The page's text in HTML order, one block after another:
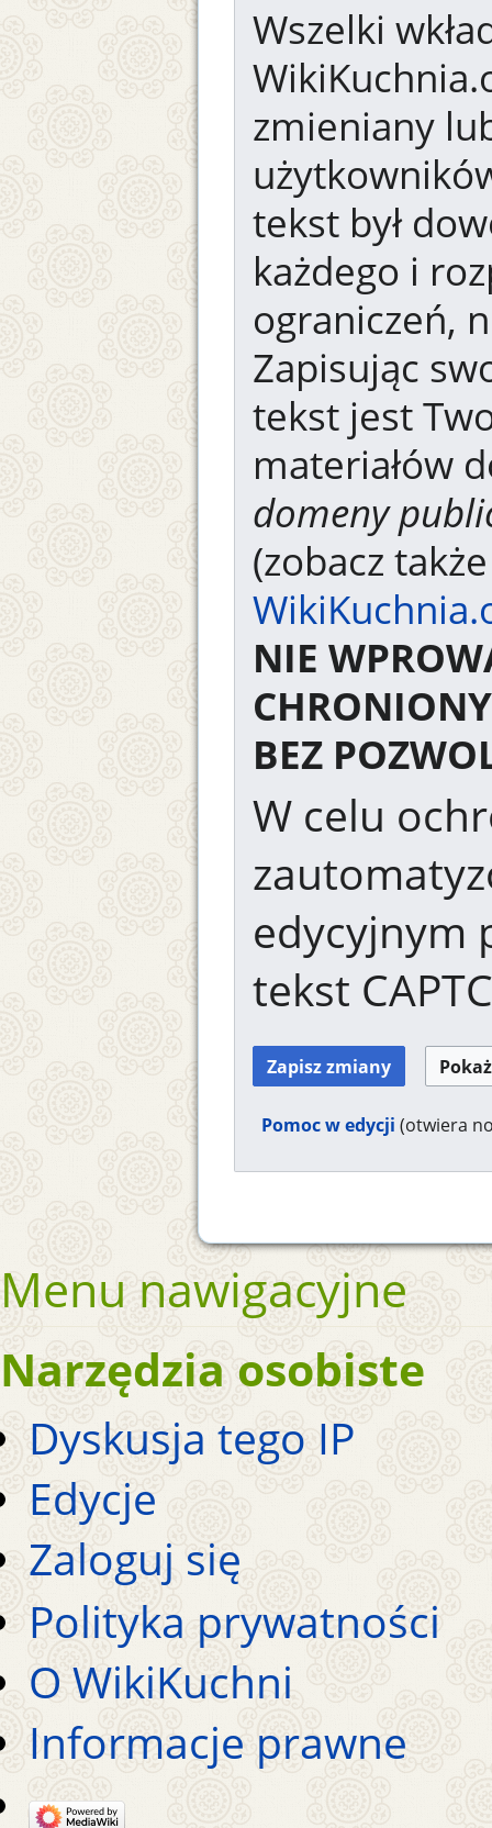
Wszelki
zmieniany
tekst był
każdego i
ograniczeń,
Zapisując
tekst jest
materiałów
domeny
(zobacz
NIE
BEZ
W celu
edycyjnym
tekst
Pomoc w edycji (otwiera
Menu nawigacyjne
Narzędzia osobiste
Dyskusja tego IP
Edycje
Zaloguj się
Polityka prywatności
O WikiKuchni
Informacje prawne